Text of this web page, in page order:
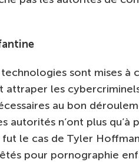
sont mises à
les
au bon
autorités n’ont plus qu’à
le cas de Tyler
pour pornographie